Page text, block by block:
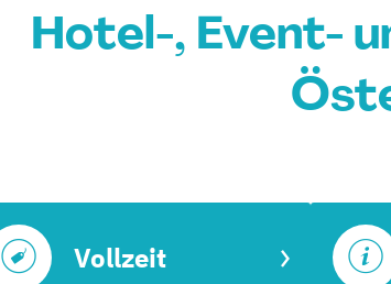
Hotel-, Event-
Vollzeit